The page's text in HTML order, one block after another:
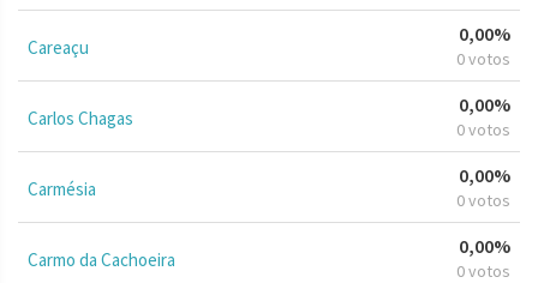
Careaçu
0,00%
0 votos
Carlos Chagas
0,00%
0 votos
Carmésia
0,00%
0 votos
Carmo da Cachoeira
0,00%
0 votos